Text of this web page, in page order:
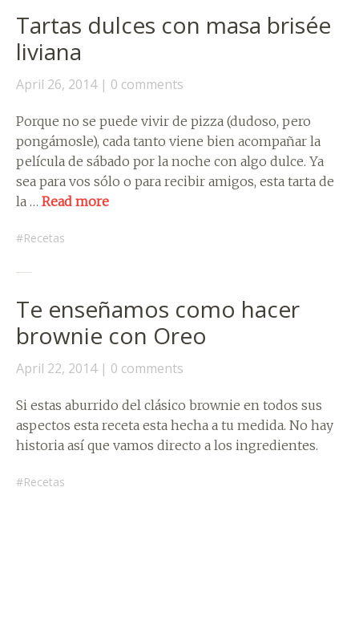
Tartas dulces con masa brisée
liviana
April 26, 2014 0 comments
Porque no se puede vivir de pizza (dudoso, pero
pongámosle), cada tanto viene bien acompañar la
película de sábado por la noche con algo dulce. Ya
sea para vos sólo o para recibir amigos, esta tarta de
la … Read more
Recetas
Te enseñamos como hacer
brownie con Oreo
April 22, 2014 0 comments
Si estas aburrido del clásico brownie en todos sus
aspectos esta receta esta hecha a tu medida. No hay
historia así que vamos directo a los ingredientes.
Recetas